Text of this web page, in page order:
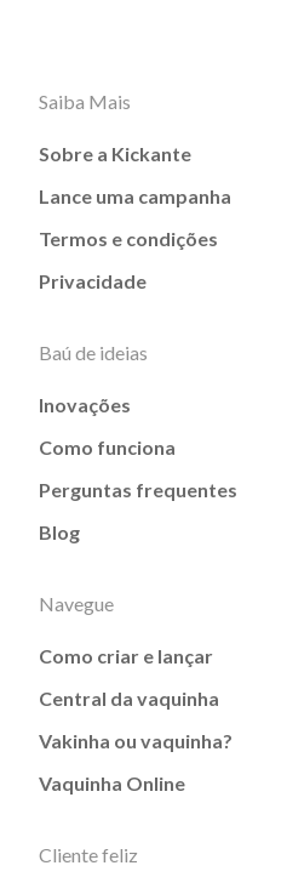
Saiba Mais
Sobre a Kickante
Lance uma campanha
Termos e condições
Privacidade
Baú de ideias
Inovações
Como funciona
Perguntas frequentes
Blog
Navegue
Como criar e lançar
Central da vaquinha
Vakinha ou vaquinha?
Vaquinha Online
Cliente feliz